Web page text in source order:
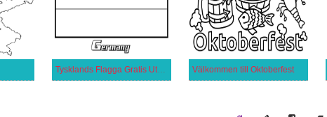
Välkommen till Oktoberfest